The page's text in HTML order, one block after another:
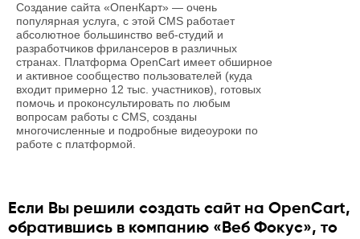
Создание сайта «ОпенКарт» — очень
популярная услуга, с этой CMS работает
абсолютное большинство веб-студий и
разработчиков фрилансеров в различных
странах. Платформа OpenCart имеет обширное
и активное сообщество пользователей (куда
входит примерно 12 тыс. участников), готовых
помочь и проконсультировать по любым
вопросам работы с CMS, созданы
многочисленные и подробные видеоуроки по
работе с платформой.
Если Вы решили создать сайт на OpenCart,
обратившись в компанию «Веб Фокус», то